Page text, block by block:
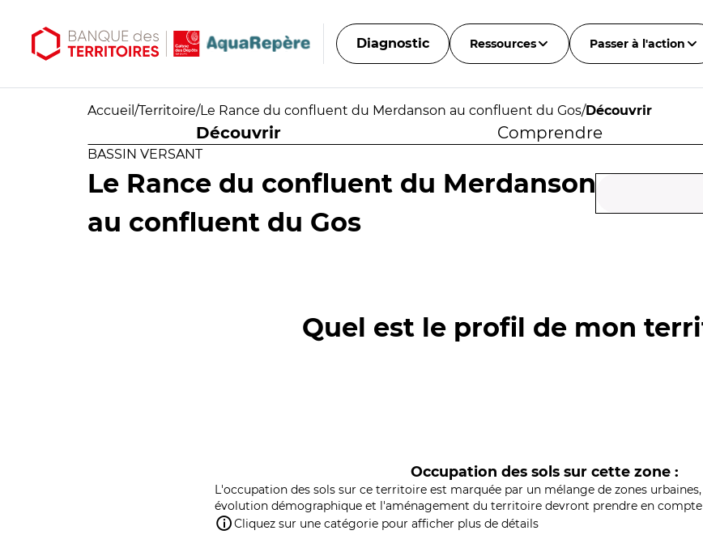
Diagnostic Ressources Passer à l'action
Accueil /Territoire/Le Rance du confluent du Merdanson au confluent du Gos/Découvrir
Découvrir Comprendre
BASSIN VERSANT
Le Rance du confluent du Merdanson
au confluent du Gos
Quel est le profil de mon
Occupation des sols sur cette zone :
L'occupation des sols sur ce territoire est marquée par un mélange de zones
évolution démographique et l'aménagement du territoire devront prendre en compte
Cliquez sur une catégorie pour afficher plus de détails